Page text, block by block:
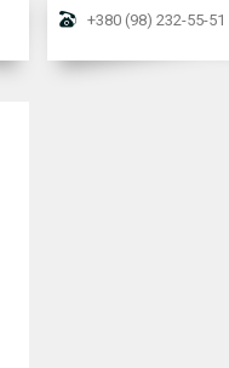
+380 (98) 232-55-51